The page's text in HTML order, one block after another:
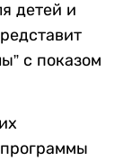
детей и
с показом